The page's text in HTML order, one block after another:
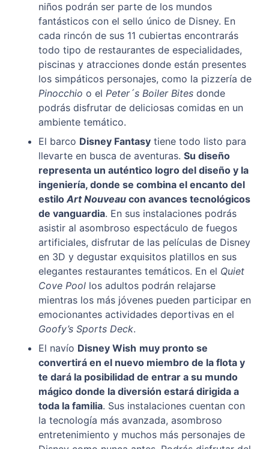
niños podrán ser parte de los mundos
fantásticos con el sello único de Disney. En
cada rincón de sus 11 cubiertas encontrarás
todo tipo de restaurantes de especialidades,
piscinas y atracciones donde están presentes
los simpáticos personajes, como la pizzería de
Pinocchio o el Peter´s Boiler Bites donde
podrás disfrutar de deliciosas comidas en un
ambiente temático.
El barco Disney Fantasy tiene todo listo para
llevarte en busca de aventuras. Su diseño
representa un auténtico logro del diseño y la
ingeniería, donde se combina el encanto del
estiloArt Nouveau con avances tecnológicos
de vanguardia. En sus instalaciones podrás
asistir al asombroso espectáculo de fuegos
artificiales, disfrutar de las películas de Disney
en 3D y degustar exquisitos platillos en sus
elegantes restaurantes temáticos. En el Quiet
Cove Pool los adultos podrán relajarse
mientras los más jóvenes pueden participar en
emocionantes actividades deportivas en el
Goofy’s Sports Deck.
El navío Disney Wish muy pronto se
convertirá en el nuevo miembro de la flota y
te dará la posibilidad de entrar a su mundo
mágico donde la diversión estará dirigida a
toda la familia. Sus instalaciones cuentan con
la tecnología más avanzada, asombroso
entretenimiento y muchos más personajes de